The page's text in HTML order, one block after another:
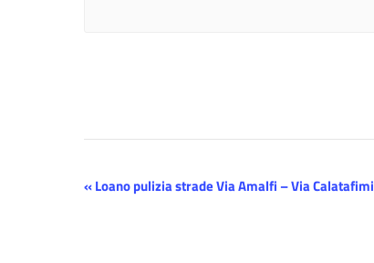
Evento
«Loano pulizia strade Via Amalfi – Via Calatafimi